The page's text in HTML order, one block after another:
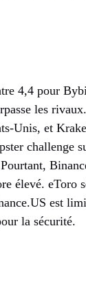
4,4 pour
les
Unis, et
challenge
élevé. eToro
est
la sécurité.